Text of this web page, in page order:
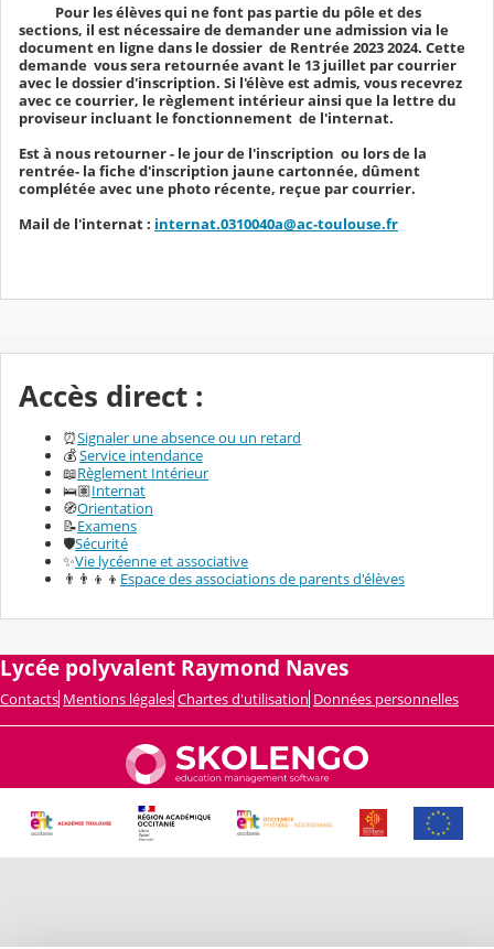
Pour les élèves qui ne font pas partie du pôle et des
sections, il est nécessaire de demander une admission via le
document en ligne dans le dossier de Rentrée 2023 2024. Cette
demande vous sera retournée avant le 13 juillet par courrier
avec le dossier d'inscription. Si l'élève est admis, vous recevrez
avec ce courrier, le règlement intérieur ainsi que la lettre du
proviseur incluant le fonctionnement de l'internat.
Est à nous retourner - le jour de l'inscription ou lors de la
rentrée- la fiche d'inscription jaune cartonnée, dûment
complétée avec une photo récente, reçue par courrier.
Mail de l'internat : internat.0310040a@ac-toulouse.fr
Accès direct :
⏰Signaler une absence ou un retard
💰Service intendance
📖Règlement Intérieur
🛌🏽Internat
🧭Orientation
📝Examens
🛡️Sécurité
✨Vie lycéenne et associative
👨‍👨‍👦‍👦 Espace des associations de parents d'élèves
Lycée polyvalent Raymond Naves
Contacts Mentions légales Chartes d'utilisation Données personnelles